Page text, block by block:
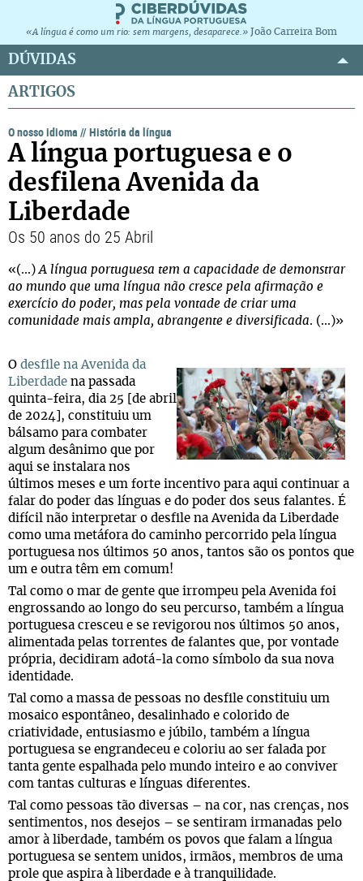
«A língua é como um rio: sem margens, desaparece.» João Carreira Bom
DÚVIDAS
ARTIGOS
O nosso idioma //História da língua
A língua portuguesa e o
desfilena Avenida da
Liberdade
Os 50 anos do 25 Abril
«(...)A língua portuguesa tem a capacidade de demonstrar
ao mundo que uma língua não cresce pela afirmação e
exercício do poder, mas pela vontade de criar uma
comunidade mais ampla, abrangente e diversificada. (...)»
O desfile na Avenida da
Liberdade na passada
quinta-feira, dia 25 [de abril
de 2024], constituiu um
bálsamo para combater
algum desânimo que por
aqui se instalara nos
últimos meses e um forte incentivo para aqui continuar a
falar do poder das línguas e do poder dos seus falantes. É
difícil não interpretar o desfile na Avenida da Liberdade
como uma metáfora do caminho percorrido pela língua
portuguesa nos últimos 50 anos, tantos são os pontos que
um e outra têm em comum!
Tal como o mar de gente que irrompeu pela Avenida foi
engrossando ao longo do seu percurso, também a língua
portuguesa cresceu e se revigorou nos últimos 50 anos,
alimentada pelas torrentes de falantes que, por vontade
própria, decidiram adotá-la como símbolo da sua nova
identidade.
Tal como a massa de pessoas no desfile constituiu um
mosaico espontâneo, desalinhado e colorido de
criatividade, entusiasmo e júbilo, também a língua
portuguesa se engrandeceu e coloriu ao ser falada por
tanta gente espalhada pelo mundo inteiro e ao conviver
com tantas culturas e línguas diferentes.
Tal como pessoas tão diversas – na cor, nas crenças, nos
sentimentos, nos desejos – se sentiram irmanadas pelo
amor à liberdade, também os povos que falam a língua
portuguesa se sentem unidos, irmãos, membros de uma
prole que aspira à liberdade e à tranquilidade.